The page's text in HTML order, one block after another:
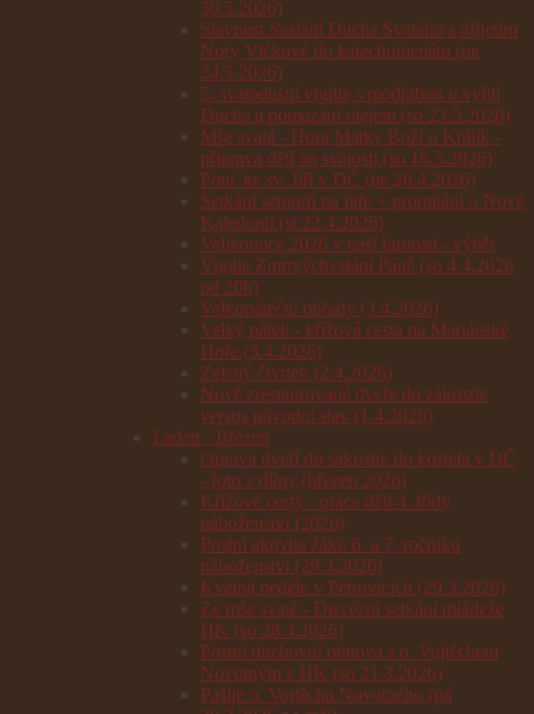
30.5.2026)
Slavnost Seslání Ducha Svatého s přijetím
Nory Vlčkové do katechumenátu (ne
24.5.2026)
5. svatodušní vigilie s modlitbou o vylití
Ducha a pomazání olejem (so 23.5.2026)
Mše svatá - Hora Matky Boží u Králík -
příprava dětí na svátosti (so 16.5.2026)
Pouť ke sv. Jiří v DČ (ne 26.4.2026)
Setkání seniorů na faře + promítání o Nové
Kaledonii (st 22.4.2026)
Velikonoce 2026 v naší farnosti - výběr
Vigilie Zmrtvýchvstání Páně (so 4.4.2026
od 20h)
Velkopáteční obřady (3.4.2026)
Velký pátek - křížová cesta na Mariánské
Hoře (3.4.2026)
Zelený čtvrtek (2.4.2026)
Nově zrestaurované dveře do zákristie
versus původní stav (1.4.2026)
Leden - Březen
Oprava dveří do sakristie do kostela v DČ
- foto z dílny (březen 2026)
Křížové cesty - práce dětí 4. třídy
náboženství (2026)
Postní aktivita žáků 6. a 7. ročníku
náboženství (29.3.2026)
Květná neděle v Petrovicích (29.3.2026)
Ze mše svaté - Diecézní setkání mládeže
HK (so 28.3.2026)
Postní duchovní obnova s o. Vojtěchem
Novotným z HK (so 21.3.2026)
Pašije o. Vojtěcha Novotného (pá